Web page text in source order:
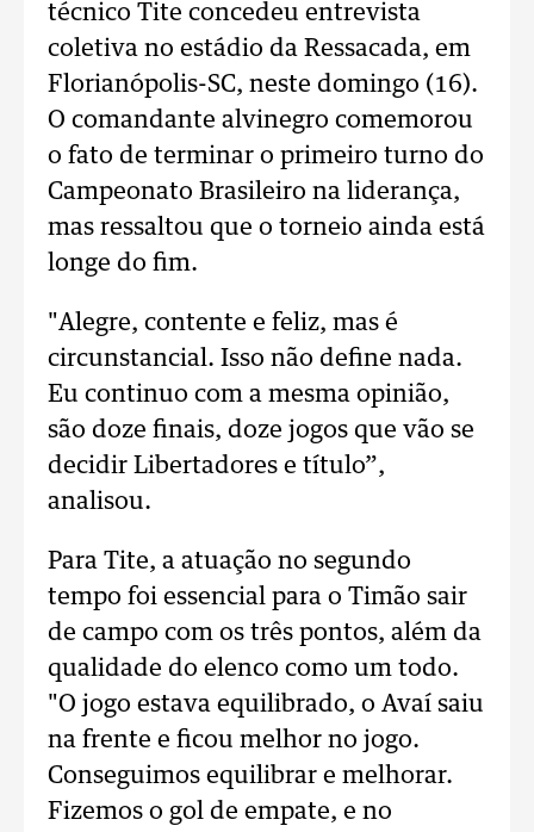
técnico Tite concedeu entrevista
coletiva no estádio da Ressacada, em
Florianópolis-SC, neste domingo (16).
O comandante alvinegro comemorou
o fato de terminar o primeiro turno do
Campeonato Brasileiro na liderança,
mas ressaltou que o torneio ainda está
longe do fim.
"Alegre, contente e feliz, mas é
circunstancial. Isso não define nada.
Eu continuo com a mesma opinião,
são doze finais, doze jogos que vão se
decidir Libertadores e título”,
analisou.
Para Tite, a atuação no segundo
tempo foi essencial para o Timão sair
de campo com os três pontos, além da
qualidade do elenco como um todo.
"O jogo estava equilibrado, o Avaí saiu
na frente e ficou melhor no jogo.
Conseguimos equilibrar e melhorar.
Fizemos o gol de empate, e no